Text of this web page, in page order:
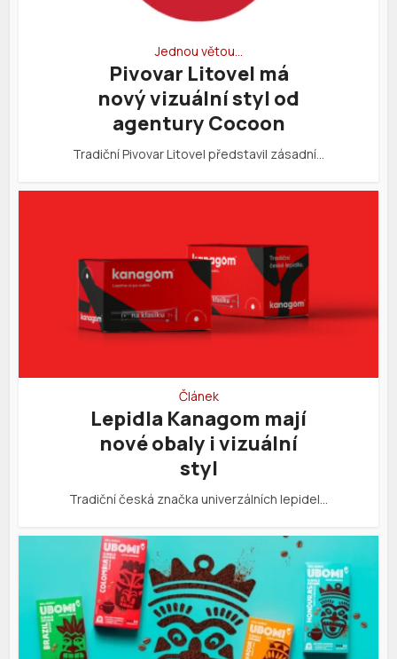
Jednou větou…
Pivovar Litovel má
nový vizuální styl od
agentury Cocoon
Tradiční Pivovar Litovel představil zásadní…
Článek
Lepidla Kanagom mají
nové obaly i vizuální
styl
Tradiční česká značka univerzálních lepidel…